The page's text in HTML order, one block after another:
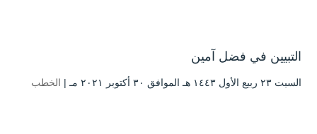
التبيين في فضل آمين
السبت ۲۳ ربيع الأول ۱٤٤۳ هـ الموافق ۳۰ أكتوبر ۲۰۲۱ مـ | الخطب